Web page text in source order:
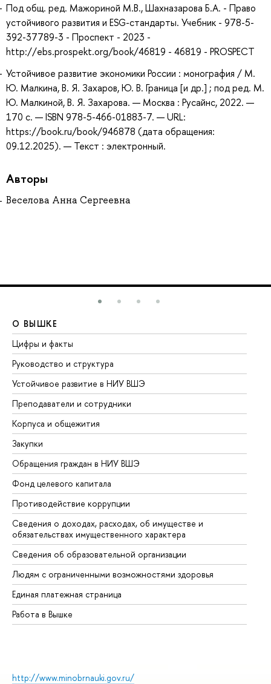
Под общ. ред. Мажориной М.В., Шахназарова Б.А. - Право
устойчивого развития и ESG-стандарты. Учебник - 978-5-
392-37789-3 - Проспект - 2023 -
http://ebs.prospekt.org/book/46819 - 46819 - PROSPECT
Устойчивое развитие экономики России : монография / М.
Ю. Малкина, В. Я. Захаров, Ю. В. Граница [и др.] ; под ред. М.
Ю. Малкиной, В. Я. Захарова. — Москва : Русайнс, 2022. —
170 с. — ISBN 978-5-466-01883-7. — URL:
https://book.ru/book/946878 (дата обращения:
09.12.2025). — Текст : электронный.
Авторы
Веселова Анна Сергеевна
О ВЫШКЕ
Цифры и факты
Руководство и структура
Устойчивое развитие в НИУ ВШЭ
Преподаватели и сотрудники
Корпуса и общежития
Закупки
Обращения граждан в НИУ ВШЭ
Фонд целевого капитала
Противодействие коррупции
Сведения о доходах, расходах, об имуществе и
обязательствах имущественного характера
Сведения об образовательной организации
Людям с ограниченными возможностями здоровья
Единая платежная страница
Работа в Вышке
http://www.minobrnauki.gov.ru/